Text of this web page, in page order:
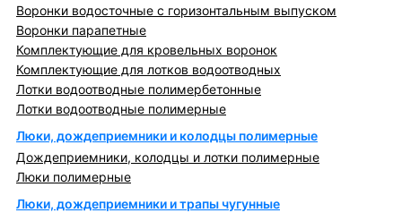
Воронки водосточные с горизонтальным выпуском
Воронки парапетные
Комплектующие для кровельных воронок
Комплектующие для лотков водоотводных
Лотки водоотводные полимербетонные
Лотки водоотводные полимерные
Люки, дождеприемники и колодцы полимерные
Дождеприемники, колодцы и лотки полимерные
Люки полимерные
Люки, дождеприемники и трапы чугунные